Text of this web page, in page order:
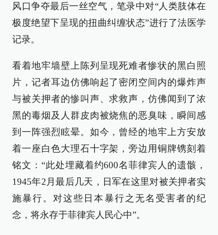
风口争夺最后一丝空气，笔录中对“人类肢体在
极度绝望下呈现的扭曲纠缠状态”进行了法医学
记录。
看着地牢墙壁上陈列呈现死难者惨状的黑白照
片，记者耳边仿佛响起了密闭空间内的爆炸声
与被关押者的惨叫声、求救声，仿佛闻到了浓
黑的毒烟及人群皮肉被烧焦的恶臭味，瞬间感
到一阵强烈眩晕。如今，曾经的地牢上方安放
着一座白色大理石十字架，旁边用铜牌镌刻着
铭文：“此处埋藏着约600名菲律宾人的遗骸，
1945年2月最后几天，日军在这里对被关押者实
施暴行。对这些日本暴行之无名受害者的纪
念，将永存于菲律宾人民心中”。